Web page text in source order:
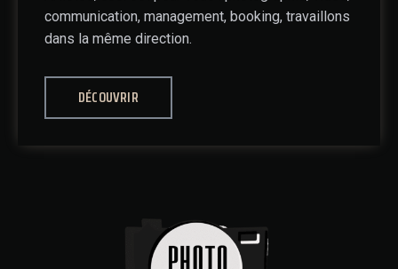
communication, management, booking, travaillons
dans la même direction.
DÉCOUVRIR